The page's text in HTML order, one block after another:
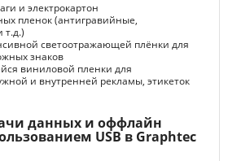
и электрокартон
пленок (антигравийные,
т.д.)
светоотражающей плёнки для
знаков
виниловой пленки для
и внутренней рекламы, этикеток
данных и оффлайн
USB в Graphtec